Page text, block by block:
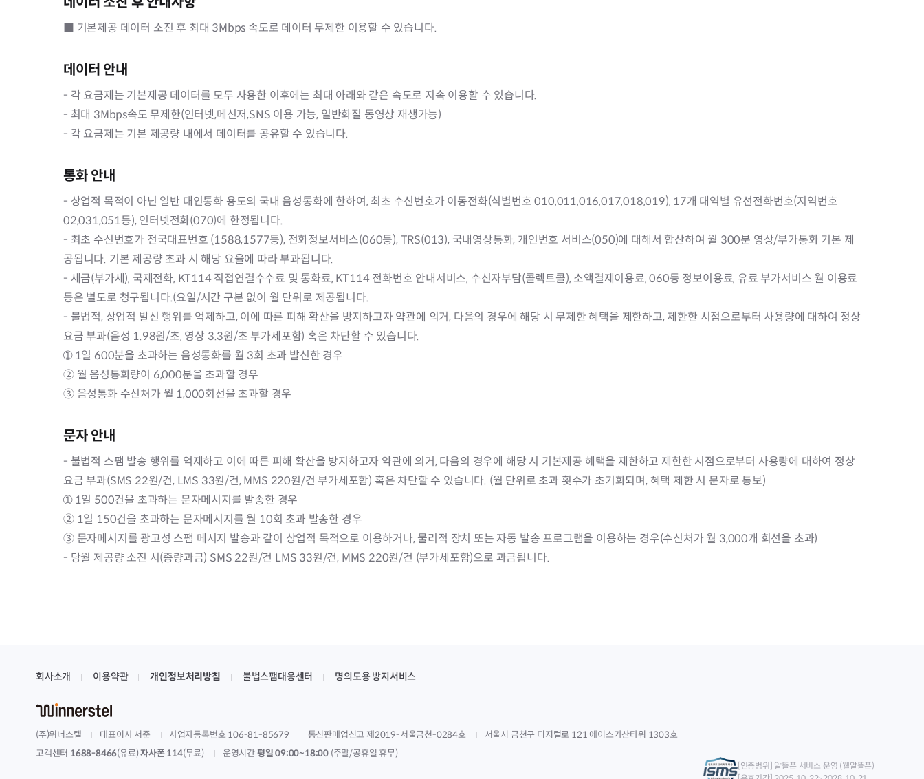
■ 기본제공 데이터 소진 후 최대 3Mbps 속도로 데이터 무제한 이용할 수 있습니다.
데이터 안내
- 각 요금제는 기본제공 데이터를 모두 사용한 이후에는 최대 아래와 같은 속도로 지속 이용할 수 있습니다.
- 최대 3Mbps속도 무제한(인터넷,메신저,SNS 이용 가능, 일반화질 동영상 재생가능)
- 각 요금제는 기본 제공량 내에서 데이터를 공유할 수 있습니다.
통화 안내
- 상업적 목적이 아닌 일반 대인통화 용도의 국내 음성통화에 한하여, 최초 수신번호가 이동전화(식별번호 010,011,016,017,018,019), 17개 대역별 유선전화번호(지역번호
02,031,051등), 인터넷전화(070)에 한정됩니다.
- 최초 수신번호가 전국대표번호 (1588,1577등), 전화정보서비스(060등), TRS(013), 국내영상통화, 개인번호 서비스(050)에 대해서 합산하여 월 300분 영상/부가통화 기본 제
공됩니다. 기본 제공량 초과 시 해당 요율에 따라 부과됩니다.
- 세금(부가세), 국제전화, KT114 직접연결수수료 및 통화료, KT114 전화번호 안내서비스, 수신자부담(콜렉트콜), 소액결제이용료, 060등 정보이용료, 유료 부가서비스 월 이용료
등은 별도로 청구됩니다.(요일/시간 구분 없이 월 단위로 제공됩니다.
- 불법적, 상업적 발신 행위를 억제하고, 이에 따른 피해 확산을 방지하고자 약관에 의거, 다음의 경우에 해당 시 무제한 혜택을 제한하고, 제한한 시점으로부터 사용량에 대하여 정상
요금 부과(음성 1.98원/초, 영상 3.3원/초 부가세포함) 혹은 차단할 수 있습니다.
➀ 1일 600분을 초과하는 음성통화를 월 3회 초과 발신한 경우
② 월 음성통화량이 6,000분을 초과할 경우
③ 음성통화 수신처가 월 1,000회선을 초과할 경우
문자 안내
- 불법적 스팸 발송 행위를 억제하고 이에 따른 피해 확산을 방지하고자 약관에 의거, 다음의 경우에 해당 시 기본제공 혜택을 제한하고 제한한 시점으로부터 사용량에 대하여 정상
요금 부과(SMS 22원/건, LMS 33원/건, MMS 220원/건 부가세포함) 혹은 차단할 수 있습니다. (월 단위로 초과 횟수가 초기화되며, 혜택 제한 시 문자로 통보)
➀ 1일 500건을 초과하는 문자메시지를 발송한 경우
② 1일 150건을 초과하는 문자메시지를 월 10회 초과 발송한 경우
③ 문자메시지를 광고성 스팸 메시지 발송과 같이 상업적 목적으로 이용하거나, 물리적 장치 또는 자동 발송 프로그램을 이용하는 경우(수신처가 월 3,000개 회선을 초과)
- 당월 제공량 소진 시(종량과금) SMS 22원/건 LMS 33원/건, MMS 220원/건 (부가세포함)으로 과금됩니다.
회사소개 이용약관 개인정보처리방침 불법스팸대응센터 명의도용 방지서비스
(주)위너스텔 대표이사 서준 사업자등록번호 106-81-85679 통신판매업신고 제2019-서울금천-0284호
서울시 금천구 디지털로 121 에이스가산타워 1303호
고객센터 1688-8466(유료)자사폰 114(무료) 운영시간평일 09:00~18:00 (주말/공휴일 휴무)
[인증범위] 알뜰폰 서비스 운영 (웰알뜰폰)